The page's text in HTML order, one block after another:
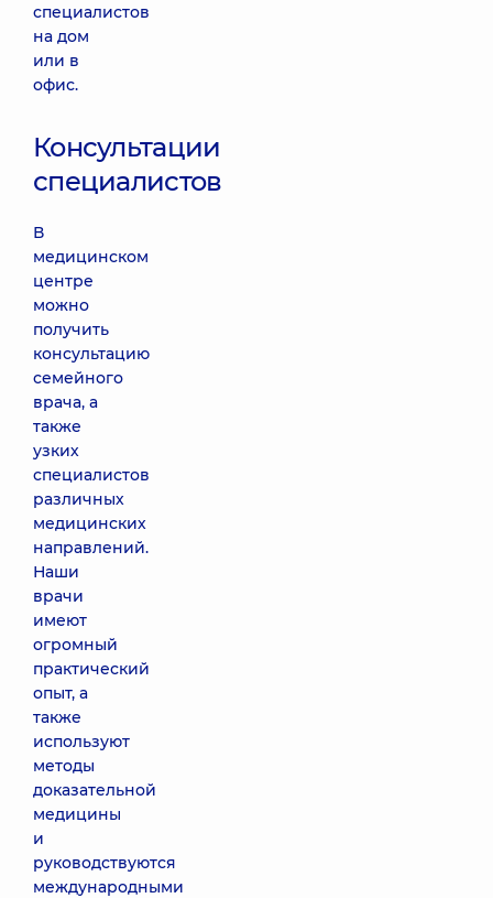
специалистов
на дом
или в
офис.
Консультации
специалистов
В
медицинском
центре
можно
получить
консультацию
семейного
врача, а
также
узких
специалистов
различных
медицинских
направлений.
Наши
врачи
имеют
огромный
практический
опыт, а
также
используют
методы
доказательной
медицины
и
руководствуются
международными